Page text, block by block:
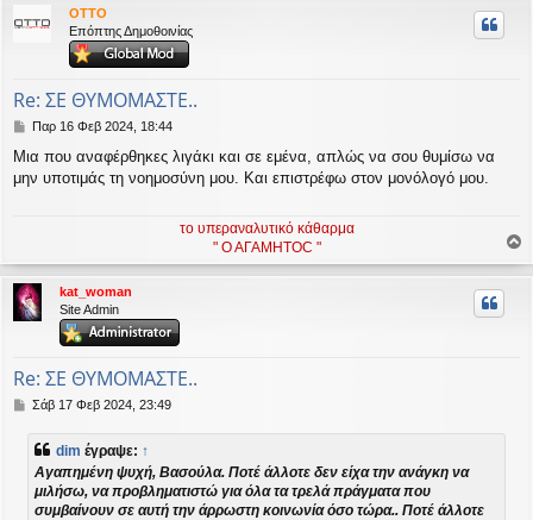
OTTO
Επόπτης Δημοθοινίας
Re: ΣΕ ΘΥΜΟΜΑΣΤΕ..
Δ
μ
ο
σ
η
Παρ 16 Φεβ 2024, 18:44
Μια που αναφέρθηκες λιγάκι και σε εμένα, απλώς να σου θυμίσω να
μην υποτιμάς τη νοημοσύνη μου. Και επιστρέφω στον μονόλογό μου.
το υπεραναλυτικό κάθαρμα
" Ο ΑΓΑΜΗΤΟC "
ο
ρ
kat_woman
Site Admin
Re: ΣΕ ΘΥΜΟΜΑΣΤΕ..
Δ
μ
σ
Σάβ 17 Φεβ 2024, 23:49
dim έγραψε: ↑
Αγαπημένη ψυχή, Βασούλα. Ποτέ άλλοτε δεν είχα την ανάγκη να
μιλήσω, να προβληματιστώ για όλα τα τρελά πράγματα που
συμβαίνουν σε αυτή την άρρωστη κοινωνία όσο τώρα.. Ποτέ άλλοτε